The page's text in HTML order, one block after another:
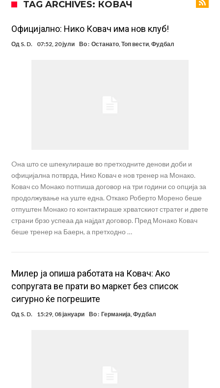
Реал Мадрид донесе одлука: Eндрик заминува во Премиер
лигата!
(ФОТО) Тажна вест од Аргентина: Голема загуба во семејството
на Меси
Мурињо воведува строга дисциплина во Реал Мадрид: Ова се
TAG ARCHIVES: КОВАЧ
Официјално: Нико Ковач има нов клуб!
Од S. D. 07:52, 20 јули Во : Останато, Топ вести, Фудбал
Oна што се шпекулираше во претходните денови доби и
официјална потврда, Нико Ковач е нов тренер на Монако.
Ковач со Монако потпиша договор на три години со опција за
продолжување на уште една. Откако Роберто Морено беше
отпуштен Монако го контактираше хрватскиот стратег и двете
страни брзо успеаа да најдат договор. Пред Монако Ковач
беше тренер на Баерн, а претходно …
Милер ја опиша работата на Ковач: Ако
сопругата ве прати во маркет без список
сигурно ќе погрешите
Од S. D. 15:29, 08 јануари Во : Германија,Фудбал